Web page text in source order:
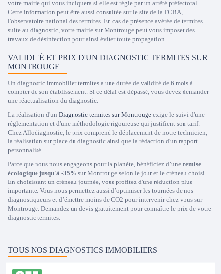
votre mairie qui vous indiquera si elle est régie par un arrêté préfectoral.
Cette information peut être aussi consultée sur le site de la FCBA,
l'observatoire national des termites. En cas de présence avérée de termites
suite au diagnostic, votre mairie sur Montrouge peut vous imposer des
travaux de désinfection pour ainsi éviter toute propagation.
VALIDITÉ ET PRIX D'UN DIAGNOSTIC TERMITES SUR
MONTROUGE
Un diagnostic immobilier termites a une durée de validité de 6 mois à
compter de son établissement. Si ce délai est dépassé, vous devez demander
une réactualisation du diagnostic.
La réalisation d'un Diagnostic termites sur Montrouge exige le suivi d'une
réglementation et d'une méthodologie rigoureuse qui justifient son tarif.
Chez Allodiagnostic, le prix comprend le déplacement de notre technicien,
la réalisation sur place du diagnostic ainsi que la rédaction d'un rapport
personnalisé.
Parce que nous nous engageons pour la planète, bénéficiez d’une remise
écologique jusqu'à -35% sur Montrouge selon le jour et le créneau choisi.
En choisissant un créneau journée, vous profitez d'une réduction plus
importante. Vous nous permettez aussi d’optimiser les tournées de nos
diagnostiqueurs et d’émettre moins de CO2 pour intervenir chez vous sur
Montrouge. Demandez un devis gratuitement pour connaître le prix de votre
diagnostic termites.
TOUS NOS DIAGNOSTICS IMMOBILIERS